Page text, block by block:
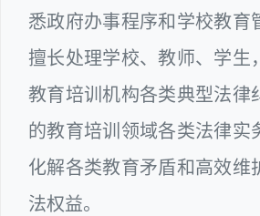
悉政府办事程序和学校教育
擅长处理学校、教师、学生
教育培训机构各类典型法律
的教育培训领域各类法律实
化解各类教育矛盾和高效维
法权益。